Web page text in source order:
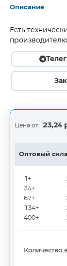
Описание
Есть
Цена от: 23,24
Оптовый
1+
34+
67+
134+
400+
Количество